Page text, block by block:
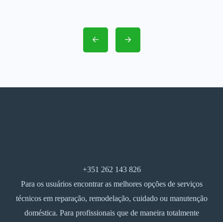
+351 262 143 826
Para os usuários encontrar as melhores opções de serviços
técnicos em reparação, remodelação, cuidado ou manutenção
doméstica. Para profissionais que de maneira totalmente